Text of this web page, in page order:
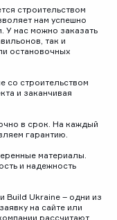
строительством
нам успешно
У нас можно заказать
так и
остановочных
со строительством
и заканчивая
в срок. На каждый
гарантию.
материалы.
и надежность
Build Ukraine – одни из
на сайте или
рассчитают